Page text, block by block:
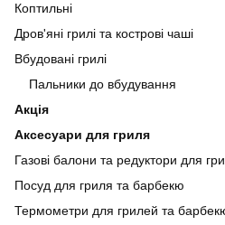
Коптильні
Дров'яні грилі та кострові чаші
Вбудовані грилі
Пальники до вбудування
Акція
Аксесуари для гриля
Газові балони та редуктори для
Посуд для гриля та барбекю
Термометри для грилей та